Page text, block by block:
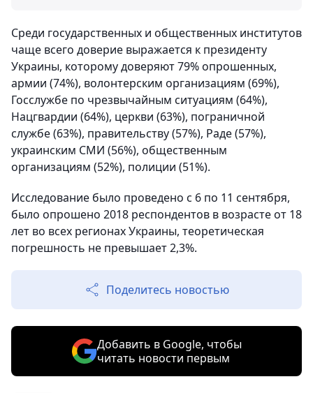
Среди государственных и общественных институтов
чаще всего доверие выражается к президенту
Украины, которому доверяют 79% опрошенных,
армии (74%), волонтерским организациям (69%),
Госслужбе по чрезвычайным ситуациям (64%),
Нацгвардии (64%), церкви (63%), пограничной
службе (63%), правительству (57%), Раде (57%),
украинским СМИ (56%), общественным
организациям (52%), полиции (51%).
Исследование было проведено с 6 по 11 сентября,
было опрошено 2018 респондентов в возрасте от 18
лет во всех регионах Украины, теоретическая
погрешность не превышает 2,3%.
Поделитесь новостью
Добавить в Google, чтобы
читать новости первым